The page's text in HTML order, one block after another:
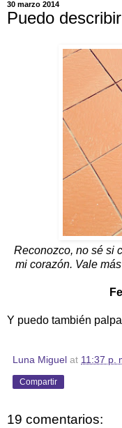
30 marzo 2014
Puedo
Reconozco, no sé si
mi corazón. Vale
Y puedo también
Luna Miguel at 11:37 p.
Compartir
19 comentarios: